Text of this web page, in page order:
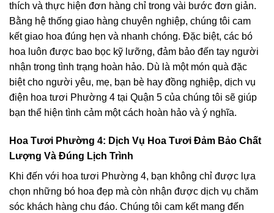
thích và thực hiện đơn hàng chỉ trong vài bước đơn giản.
Bằng hệ thống giao hàng chuyên nghiệp, chúng tôi cam
kết giao hoa đúng hẹn và nhanh chóng. Đặc biệt, các bó
hoa luôn được bao bọc kỹ lưỡng, đảm bảo đến tay người
nhận trong tình trạng hoàn hảo. Dù là một món quà đặc
biệt cho người yêu, mẹ, bạn bè hay đồng nghiệp, dịch vụ
điện hoa tươi Phường 4 tại Quận 5 của chúng tôi sẽ giúp
bạn thể hiện tình cảm một cách hoàn hảo và ý nghĩa.
Hoa Tươi Phường 4: Dịch Vụ Hoa Tươi Đảm Bảo Chất
Lượng Và Đúng Lịch Trình
Khi đến với hoa tươi Phường 4, bạn không chỉ được lựa
chọn những bó hoa đẹp mà còn nhận được dịch vụ chăm
sóc khách hàng chu đáo. Chúng tôi cam kết mang đến